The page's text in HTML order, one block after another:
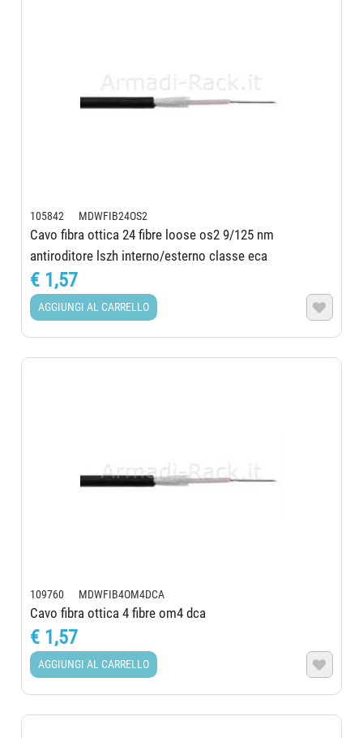
105842 MDWFIB24OS2
Cavo fibra ottica 24 fibre loose os2 9/125 nm
antiroditore lszh interno/esterno classe eca
€ 1,57
AGGIUNGI AL CARRELLO 
109760 MDWFIB4OM4DCA
Cavo fibra ottica 4 fibre om4 dca
€ 1,57
AGGIUNGI AL CARRELLO 